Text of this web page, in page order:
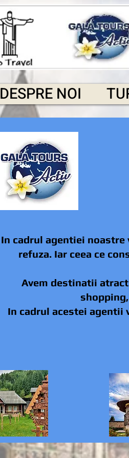
DESPRE NOI
In cadrul agentiei
refuza. Iar ceea ce
Avem destinatii
In cadrul acestei agentii